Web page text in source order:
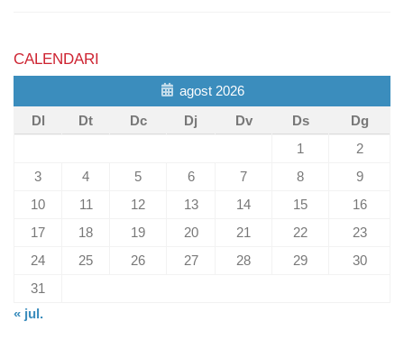
CALENDARI
agost 2026
Dl
Dt Dc Dj Dv Ds
Dg
1
2
3
4 5 6 7 8
9
10
11 12 13 14 15
16
17
18 19 20 21 22
23
24
25 26 27 28 29
30
31
« jul.